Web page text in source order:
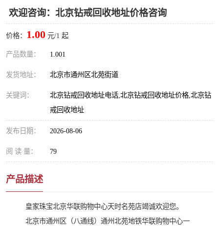
欢迎咨询：北京钻戒回收地址价格咨询
价格： 1.00 元/1 起
产品数量： 1.001
发货地址： 北京市通州区北苑街道
关键词：
北京钻戒回收地址电话,北京钻戒回收地址价格,北京钻
戒回收地址
发布日期： 2026-08-06
阅 读 量： 79
产品描述
皇家珠宝北京华联购物中心天时名苑店竭诚欢迎您。
北京市通州区（八通线）通州北苑地铁华联购物中心一